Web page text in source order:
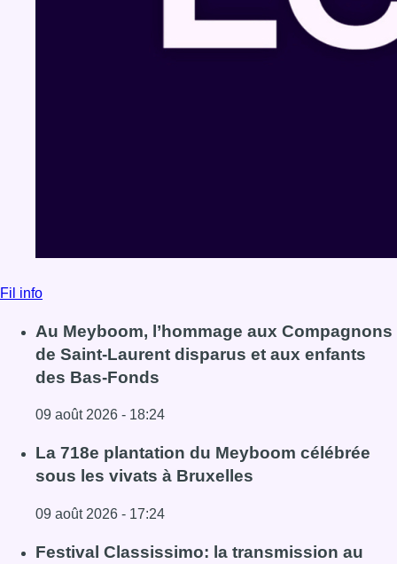
Fil info
Au Meyboom, l’hommage aux Compagnons
de Saint-Laurent disparus et aux enfants
des Bas-Fonds
09 août 2026 - 18:24
Lire l'article Au Meyboom, l’hommage aux
La 718e plantation du Meyboom célébrée
sous les vivats à Bruxelles
09 août 2026 - 17:24
Lire l'article La 718e plantation du Meyboom célébrée
Festival Classissimo: la transmission au